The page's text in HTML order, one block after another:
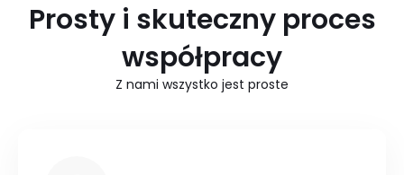
Prosty i skuteczny proces
współpracy
Z nami wszystko jest proste